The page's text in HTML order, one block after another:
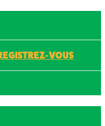
VOUS